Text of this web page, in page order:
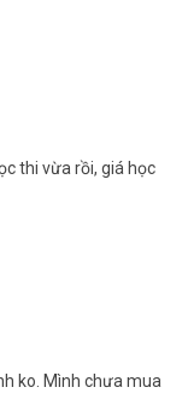
thi vừa rồi, giá học
ko. Mình chưa mua